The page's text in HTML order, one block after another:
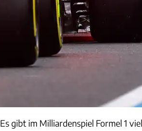
Es gibt im Milliardenspiel Formel 1